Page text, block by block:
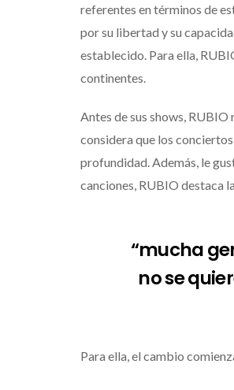
referentes en términos de
por su libertad y su
establecido. Para ella,
continentes.
Antes de sus shows,
considera que los conciertos
profundidad. Además, le
canciones, RUBIO destaca
“mucha
no se
Para ella, el cambio